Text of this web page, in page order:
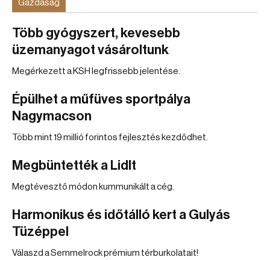
Gazdaság
Több gyógyszert, kevesebb
üzemanyagot vásároltunk
Megérkezett a KSH legfrissebb jelentése.
Épülhet a műfüves sportpálya
Nagymacson
Több mint 19 millió forintos fejlesztés kezdődhet.
Megbüntették a Lidlt
Megtévesztő módon kummunikált a cég.
Harmonikus és időtálló kert a Gulyás
Tüzéppel
Válaszd a Semmelrock prémium térburkolatait!